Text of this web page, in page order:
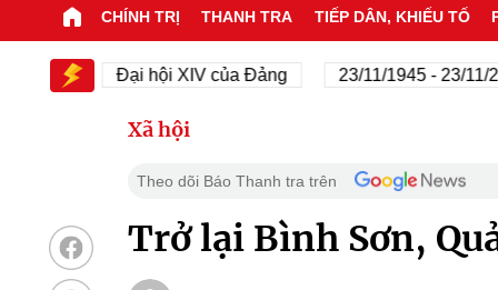
CHÍNH TRỊ THANH TRA TIẾP DÂN, KHIẾU TỐ
Đại hội XIV của Đảng 23/11/1945 - 23/11/2025
Xã hội
Theo dõi Báo Thanh tra trên
Trở lại Bình Sơn,